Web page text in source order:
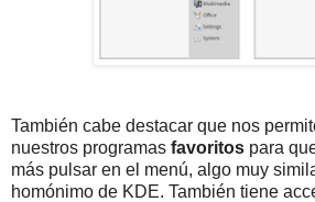
También cabe destacar que nos
nuestros programas favoritos para
más pulsar en el menú, algo muy
homónimo de KDE. También tiene